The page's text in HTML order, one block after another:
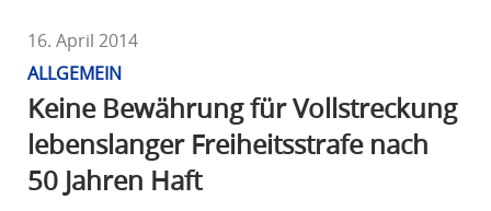
16. April 2014
ALLGEMEIN
Keine Bewährung für Vollstreckung
lebenslanger Freiheitsstrafe nach
50 Jahren Haft